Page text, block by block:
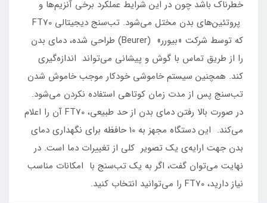
خطرناک باشد چون در این شرایط عملکرد برخی آنزیم‌ها و
پروتئین‌های بدن مختل می‌شود. تب‌سنج دیجیتالی FT70
که توسط شرکت «بیورر» (Beurer) طراحی شده، دمای بدن
را از طریق تماس با گوش و پیشانی می‌تواند اندازه‌گیری
کند. همچنین سیستم خاموشی خودکار موجب خاموش شدن
تب‌سنج پس از مدت زمان کوتاهی استفاده نکردن می‌شود.
در صورت بالا رفتن دمای بدن از حد طبیعی، FT70 آن را اعلام
می‌کند. این دستگاه مجهز به 10 حافظه برای نگهداری دمای
بدن جهت ارایه‌ی یک تصویر کلی از تغییرات دما است. در
نهایت می‌توان گفت، اگر به یک تب‌سنج با امکانات مناسب
نیاز دارید، FT70 را می‌توانید انتخاب کنید.